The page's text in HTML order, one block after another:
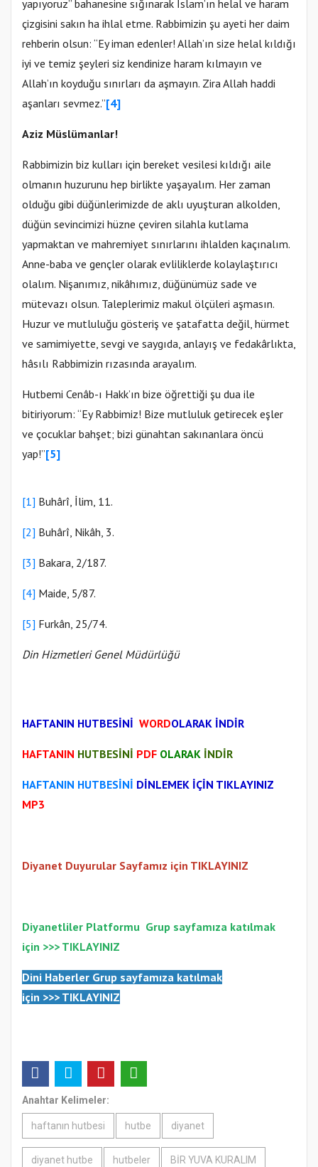
yapıyoruz” bahanesine sığınarak İslam’ın helal ve haram
çizgisini sakın ha ihlal etme. Rabbimizin şu ayeti her daim
rehberin olsun: “Ey iman edenler! Allah’ın size helal kıldığı
iyi ve temiz şeyleri siz kendinize haram kılmayın ve
Allah’ın koyduğu sınırları da aşmayın. Zira Allah haddi
aşanları sevmez.”[4]
Aziz Müslümanlar!
Rabbimizin biz kulları için bereket vesilesi kıldığı aile
olmanın huzurunu hep birlikte yaşayalım. Her zaman
olduğu gibi düğünlerimizde de aklı uyuşturan alkolden,
düğün sevincimizi hüzne çeviren silahla kutlama
yapmaktan ve mahremiyet sınırlarını ihlalden kaçınalım.
Anne-baba ve gençler olarak evliliklerde kolaylaştırıcı
olalım. Nişanımız, nikâhımız, düğünümüz sade ve
mütevazı olsun. Taleplerimiz makul ölçüleri aşmasın.
Huzur ve mutluluğu gösteriş ve şatafatta değil, hürmet
ve samimiyette, sevgi ve saygıda, anlayış ve fedakârlıkta,
hâsılı Rabbimizin rızasında arayalım.
Hutbemi Cenâb-ı Hakk’ın bize öğrettiği şu dua ile
bitiriyorum: “Ey Rabbimiz! Bize mutluluk getirecek eşler
ve çocuklar bahşet; bizi günahtan sakınanlara öncü
yap!”[5]
[1] Buhârî, İlim, 11.
[2] Buhârî, Nikâh, 3.
[3] Bakara, 2/187.
[4] Maide, 5/87.
[5] Furkân, 25/74.
Din Hizmetleri Genel Müdürlüğü
HAFTANIN HUTBESİNİ WORDOLARAK İNDİR
HAFTANIN HUTBESİNİ PDF OLARAK İNDİR
HAFTANIN HUTBESİNİ DİNLEMEK İÇİN TIKLAYINIZ
MP3
Diyanet Duyurular Sayfamız için TIKLAYINIZ
Diyanetliler Platformu Grup sayfamıza katılmak
için >>> TIKLAYINIZ
Dini Haberler Grup sayfamıza katılmak
için >>> TIKLAYINIZ
Anahtar Kelimeler:
haftanın hutbesi hutbe diyanet
diyanet hutbe hutbeler BİR YUVA KURALIM